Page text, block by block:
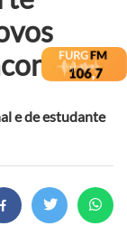
e de estudante